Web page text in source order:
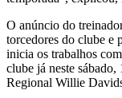
O anúncio do
torcedores do clube e
inicia os trabalhos
clube já neste
Regional Willie